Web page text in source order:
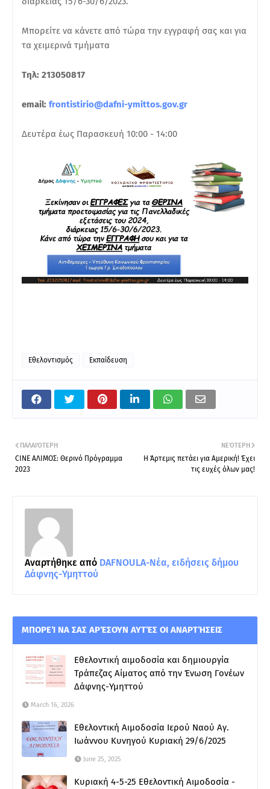
Μπορείτε να κάνετε από τώρα την εγγραφή σας και για
τα χειμερινά τμήματα
Τηλ: 213050817
email: frontistirio@dafni-ymittos.gov.gr
Δευτέρα έως Παρασκευή 10:00 - 14:00
Εθελοντισμός Εκπαίδευση
ΝΕΌΤΕΡΗ
Η Άρτεμις πετάει για Αμερική! Έχει
τις ευχές όλων μας!
ΠΑΛΑΙΌΤΕΡΗ
CINE ΑΛΙΜΟΣ: Θερινό Πρόγραμμα
2023
Αναρτήθηκε από DAFNOULA-Νέα, ειδήσεις δήμου
Δάφνης-Υμηττού
ΜΠΟΡΕΊ ΝΑ ΣΑΣ ΑΡΈΣΟΥΝ ΑΥΤΈΣ ΟΙ ΑΝΑΡΤΉΣΕΙΣ
Εθελοντική αιμοδοσία και δημιουργία
Τράπεζας Αίματος από την Ένωση Γονέων
Δάφνης-Υμηττού
March 16, 2026
Εθελοντική Αιμοδοσία Ιερού Ναού Αγ.
Ιωάννου Κυνηγού Κυριακή 29/6/2025
June 25, 2025
Κυριακή 4-5-25 Εθελοντική Αιμοδοσία -